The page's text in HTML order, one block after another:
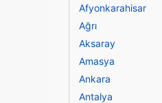
Afyonkarahisar
Ağrı
Aksaray
Amasya
Ankara
Antalya